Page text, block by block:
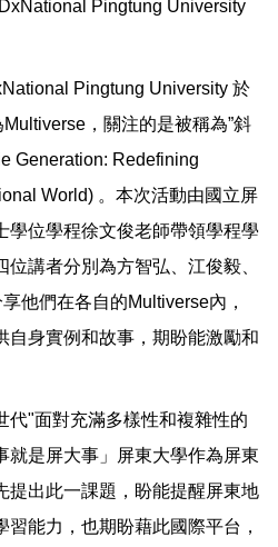
Pingtung University
Pingtung University 於
，關注的是被稱為”斜
Generation: Redefining
World) 。本次活動由國立屏
學位學程徐文俊老師帶領學程學
講者分別為方智弘、江俊毅、
他們在各自的Multiverse內，
自身實例和故事，期盼能激勵和
代"面對充滿多樣性和複雜性的
就是屏大事」屏東大學作為屏東
提出此一課題，盼能提醒屏東地
能力，也期盼藉此國際平台，